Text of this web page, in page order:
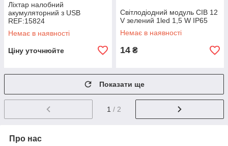
Ліхтар налобний
акумуляторний з USB
REF:15824
Немає в наявності
Ціну уточнюйте
Світлодіодний модуль СІВ 12
V зелений 1led 1,5 W IP65
Немає в наявності
14 ₴
Показати ще
1 / 2
Про нас